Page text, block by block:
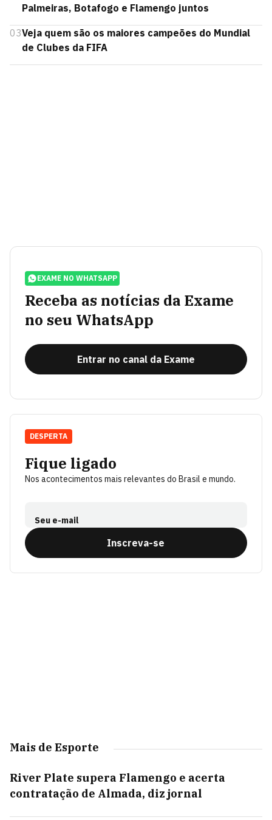
Palmeiras, Botafogo e Flamengo juntos
03Veja quem são os maiores campeões do Mundial
de Clubes da FIFA
EXAME NO WHATSAPP
Receba as notícias da Exame
no seu WhatsApp
Entrar no canal da Exame
Fique ligado
Nos acontecimentos mais relevantes do Brasil e mundo.
Seu e-mail
Inscreva-se
DESPERTA
Mais de Esporte
River Plate supera Flamengo e acerta
contratação de Almada, diz jornal